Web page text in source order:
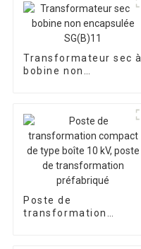
Transformateur sec à
bobine non
Poste de
transformation